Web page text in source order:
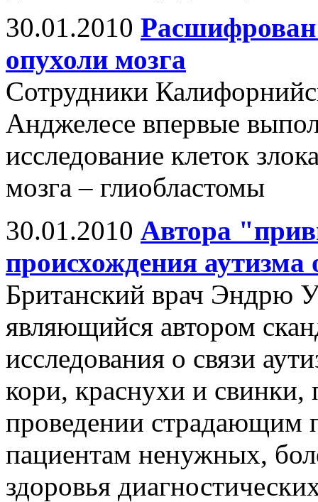
30.01.2010 Расшифрован
опухоли мозга
Сотрудники
Анджелесе впервые
исследование клеток
мозга – глиобластомы
30.01.2010 Автора
происхождения
Британский врач Эндрю
являющийся автором
исследования о связи
кори, краснухи и
проведении страдающим
пациентам ненужных,
здоровья